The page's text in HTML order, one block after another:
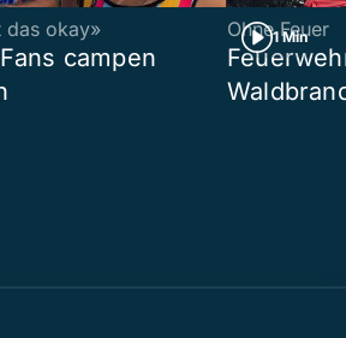
das okay»
campen
1 Min
Ohne Feuer